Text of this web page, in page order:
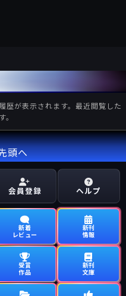
歴が表示されます。最近閲覧した
頭へ
会員登録 ヘルプ
新着
レビュー
新刊
情報
受賞
作品
新刊
文庫